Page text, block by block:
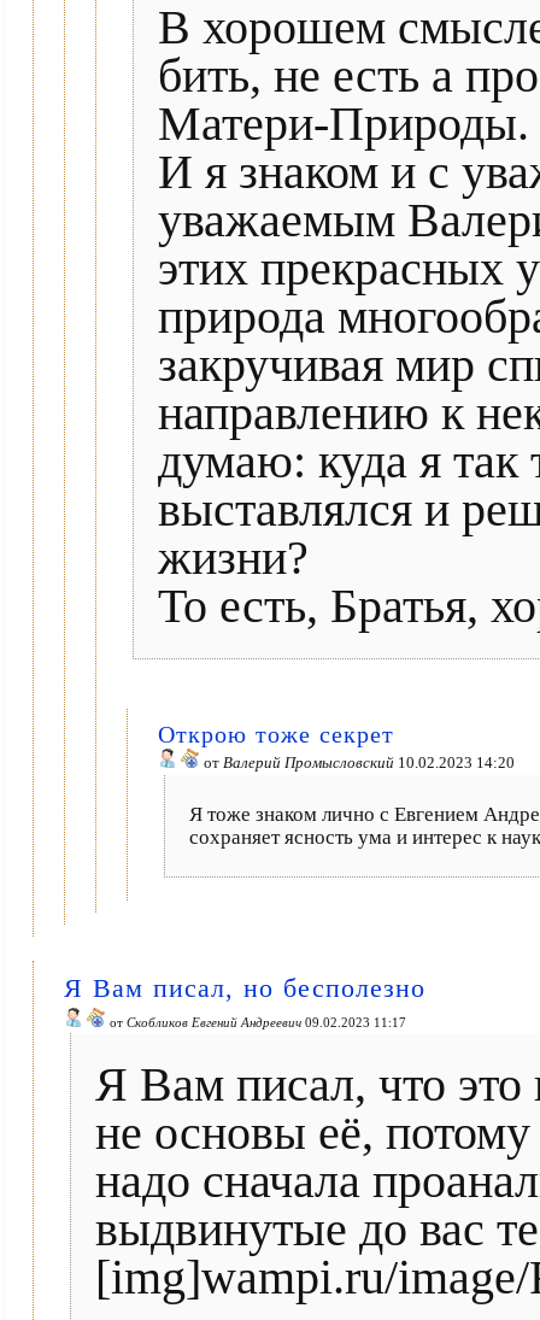
В хорошем смысле
бить, не есть а
Матери-Природы.
И я знаком и с
уважаемым
этих
природа
закручивая мир
направлению к
думаю: куда я так
выставлялся и
жизни?
То есть, Братья,
Открою тоже секрет
от Валерий Промысловский 10.02.2023 14:20
Я тоже знаком лично с Евгением
сохраняет ясность ума и интерес к
Я Вам писал, но бесполезно
от Скобликов Евгений Андреевич 09.02.2023 11:17
Я Вам писал, что это
не основы её, потому
надо сначала
выдвинутые до вас
[img]wampi.ru/